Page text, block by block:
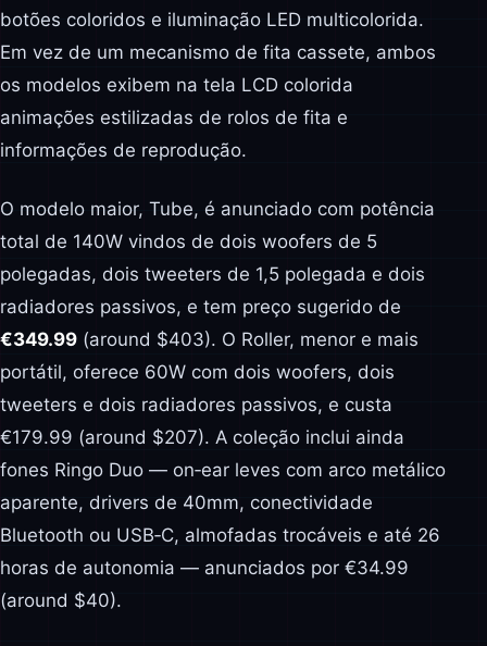
botões coloridos e iluminação LED multicolorida.
Em vez de um mecanismo de fita cassete, ambos
os modelos exibem na tela LCD colorida
animações estilizadas de rolos de fita e
informações de reprodução.
O modelo maior, Tube, é anunciado com potência
total de 140W vindos de dois woofers de 5
polegadas, dois tweeters de 1,5 polegada e dois
radiadores passivos, e tem preço sugerido de
€349.99 (around $403). O Roller, menor e mais
portátil, oferece 60W com dois woofers, dois
tweeters e dois radiadores passivos, e custa
€179.99 (around $207). A coleção inclui ainda
fones Ringo Duo — on‑ear leves com arco metálico
aparente, drivers de 40mm, conectividade
Bluetooth ou USB‑C, almofadas trocáveis e até 26
horas de autonomia — anunciados por €34.99
(around $40).